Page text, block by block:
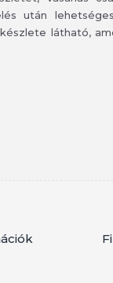
után
látható,